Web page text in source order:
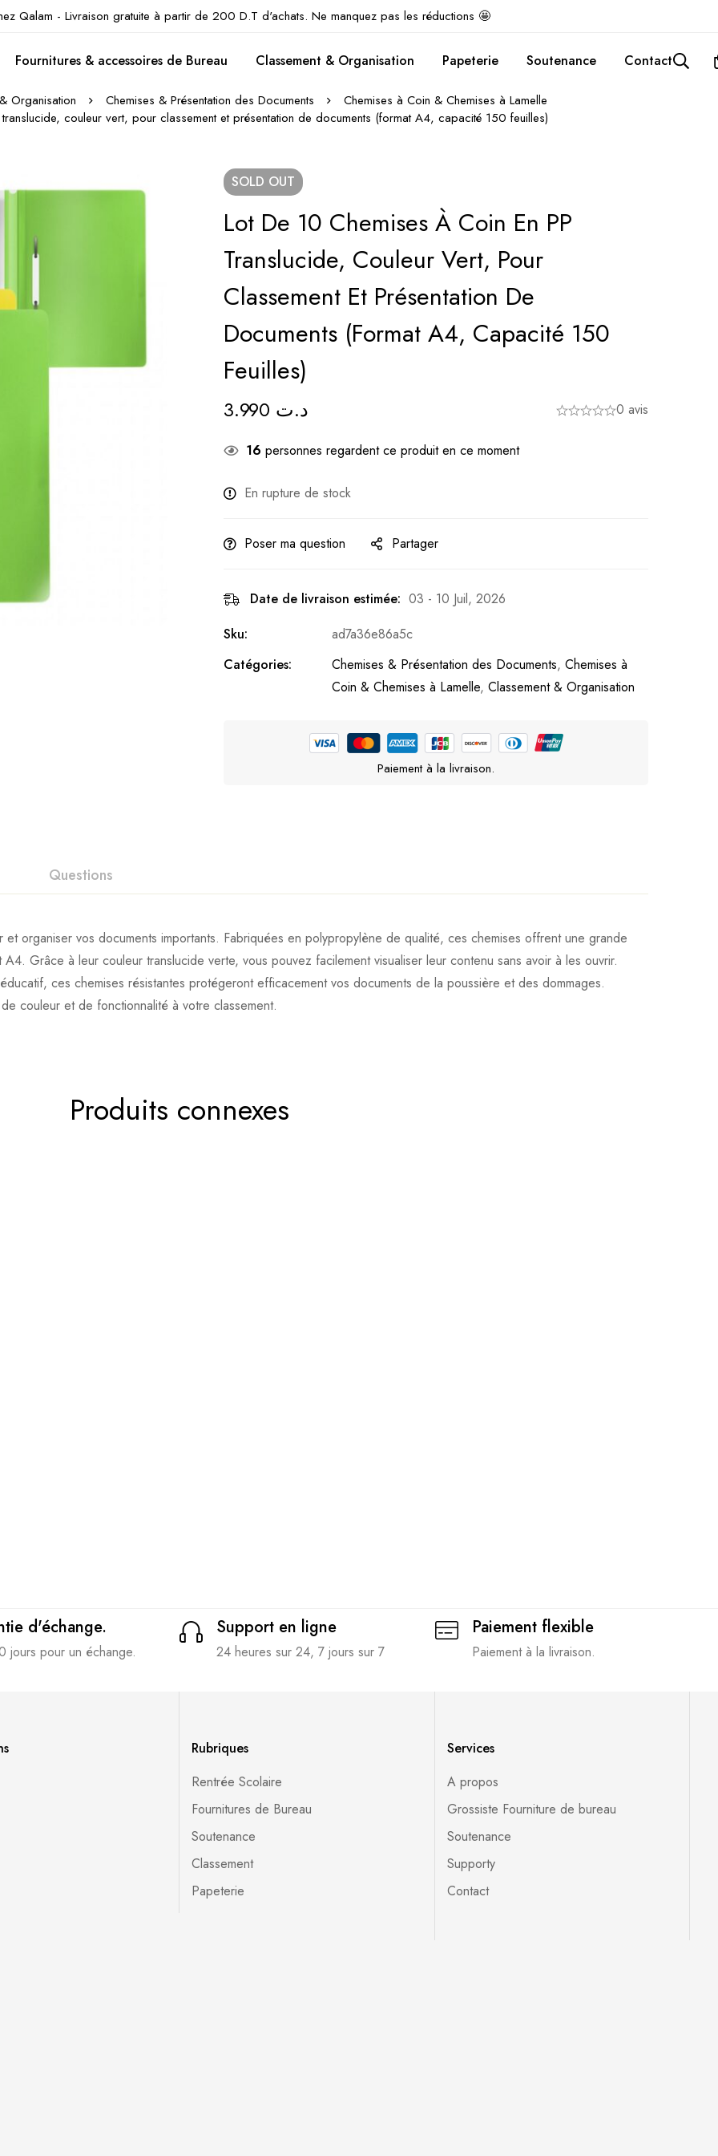
Qalam - Livraison gratuite à partir de 200 D.T d'achats. Ne manquez pas les réductions 🤩
Fournitures & accessoires de Bureau Classement & Organisation Papeterie Soutenance Contact
Organisation Chemises & Présentation des Documents
Chemises à Coin & Chemises à Lamelle
couleur vert, pour classement et présentation de documents (format A4, capacité 150 feuilles)
SOLD OUT
Lot De 10 Chemises À Coin En PP
Translucide, Couleur Vert, Pour
Classement Et Présentation De
Documents (format A4, Capacité 150
Feuilles)
د.ت 0 avis
16 personnes regardent ce produit en ce moment
En rupture de stock
Poser ma question Partager
Date de livraison estimée: 03 - 10 Juil, 2026
Sku:
ad7a36e86a5c
Catégories:
Chemises & Présentation des Documents, Chemises à
Coin & Chemises à Lamelle, Classement & Organisation
Paiement à la livraison.
Questions
organiser vos documents importants. Fabriquées en polypropylène de qualité, ces chemises offrent une grande
Grâce à leur couleur translucide verte, vous pouvez facilement visualiser leur contenu sans avoir à les ouvrir.
ces chemises résistantes protégeront efficacement vos documents de la poussière et des dommages.
couleur et de fonctionnalité à votre classement.
Produits connexes
d'échange.
jours pour un échange.
Support en ligne
24 heures sur 24, 7 jours sur 7
Paiement flexible
Paiement à la livraison.
Rubriques
Rentrée Scolaire
Fournitures de Bureau
Soutenance
Classement
Papeterie
Services
A propos
Grossiste Fourniture de bureau
Soutenance
Supporty
Contact